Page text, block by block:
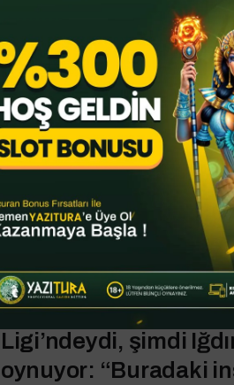
ByYTSPOR Eylül 27, 2025
Bir dönem
Ligi’ndeydi, şimdi
oynuyor: “Buradaki